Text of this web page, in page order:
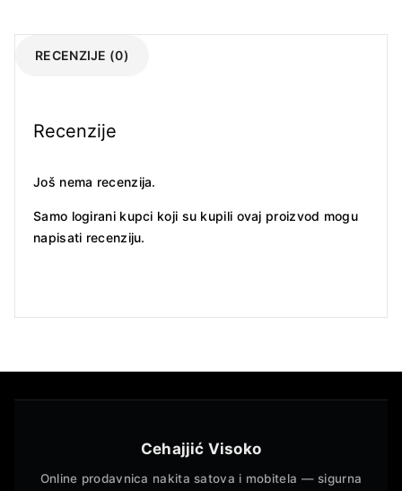
RECENZIJE (0)
Recenzije
Još nema recenzija.
Samo logirani kupci koji su kupili ovaj proizvod mogu
napisati recenziju.
Cehajjić Visoko
Online prodavnica nakita satova i mobitela — sigurna